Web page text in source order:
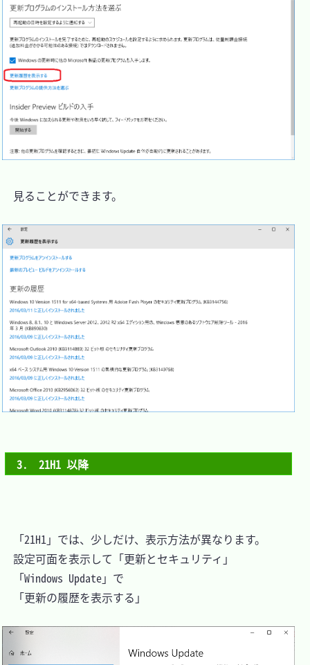
見ることができます。
3.　21H1 以降
「21H1」では、少しだけ、表示方法が異なります。
設定可面を表示して「更新とセキュリティ」
「Windows Update」で
「更新の履歴を表示する」